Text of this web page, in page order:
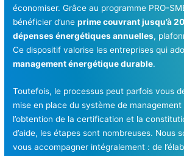
économiser. Grâce au programme PRO-
bénéficier d’uneprime couvrant jusqu’à
dépenses énergétiques annuelles,
Ce dispositif valorise les entreprises qui
management énergétique durable.
Toutefois, le processus peut parfois vous
mise en place du système de management
l’obtention de la certification et la
d’aide, les étapes sont nombreuses. Nous
vous accompagner intégralement : de